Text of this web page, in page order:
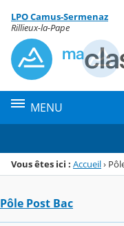
Menu de la rubrique
Contenu
LPO Camus-Sermenaz
Rillieux-la-Pape
MENU
Vous êtes ici : Accueil›
Pôle Post Bac